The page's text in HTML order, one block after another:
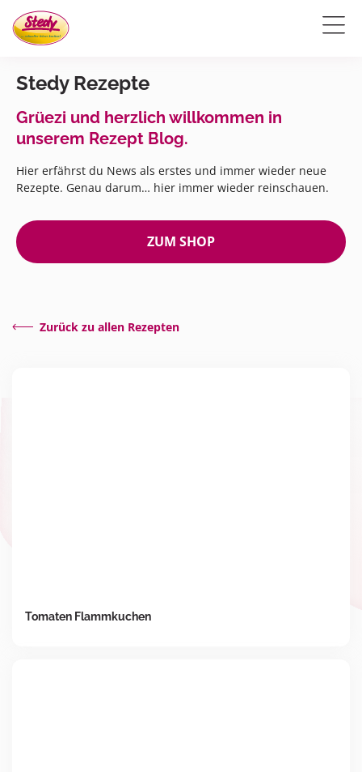
Stedy Rezepte
Grüezi und herzlich willkommen in
unserem Rezept Blog.
Hier erfährst du News als erstes und immer wieder neue
Rezepte. Genau darum… hier immer wieder reinschauen.
ZUM SHOP
Zurück zu allen Rezepten
Tomaten Flammkuchen